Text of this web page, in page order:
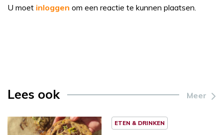
U moet inloggen om een reactie te kunnen plaatsen.
Lees ook Meer
ETEN & DRINKEN